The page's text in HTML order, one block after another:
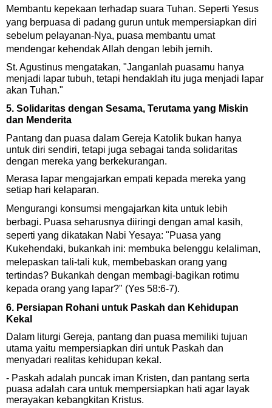
Membantu kepekaan terhadap suara Tuhan. Seperti Yesus
yang berpuasa di padang gurun untuk mempersiapkan diri
sebelum pelayanan-Nya, puasa membantu umat
mendengar kehendak Allah dengan lebih jernih.
St. Agustinus mengatakan, "Janganlah puasamu hanya
menjadi lapar tubuh, tetapi hendaklah itu juga menjadi lapar
akan Tuhan."
5. Solidaritas dengan Sesama, Terutama yang Miskin
dan Menderita
Pantang dan puasa dalam Gereja Katolik bukan hanya
untuk diri sendiri, tetapi juga sebagai tanda solidaritas
dengan mereka yang berkekurangan.
Merasa lapar mengajarkan empati kepada mereka yang
setiap hari kelaparan.
Mengurangi konsumsi mengajarkan kita untuk lebih
berbagi. Puasa seharusnya diiringi dengan amal kasih,
seperti yang dikatakan Nabi Yesaya: "Puasa yang
Kukehendaki, bukankah ini: membuka belenggu kelaliman,
melepaskan tali-tali kuk, membebaskan orang yang
tertindas? Bukankah dengan membagi-bagikan rotimu
kepada orang yang lapar?" (Yes 58:6-7).
6. Persiapan Rohani untuk Paskah dan Kehidupan
Kekal
Dalam liturgi Gereja, pantang dan puasa memiliki tujuan
utama yaitu mempersiapkan diri untuk Paskah dan
menyadari realitas kehidupan kekal.
- Paskah adalah puncak iman Kristen, dan pantang serta
puasa adalah cara untuk mempersiapkan hati agar layak
merayakan kebangkitan Kristus.